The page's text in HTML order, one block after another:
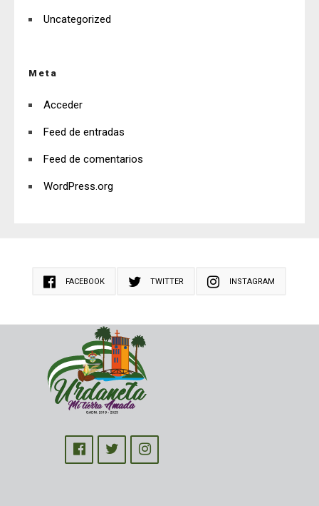
Uncategorized
Meta
Acceder
Feed de entradas
Feed de comentarios
WordPress.org
FACEBOOK TWITTER INSTAGRAM